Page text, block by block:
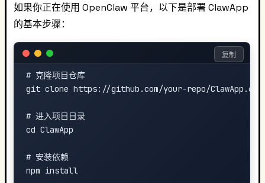
如果你正在使用 OpenClaw 平台，以下是部署 ClawApp
的基本步骤：
# 克隆项目仓库
git clone https://github.com/your-repo/ClawApp.git
# 进入项目目录
cd ClawApp
# 安装依赖
npm install
复制